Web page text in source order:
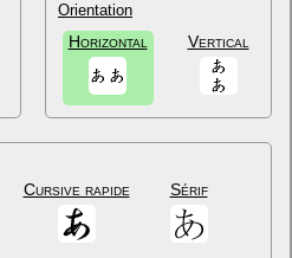
Orientation
Horizontal Vertical
Cursive rapide Sérif